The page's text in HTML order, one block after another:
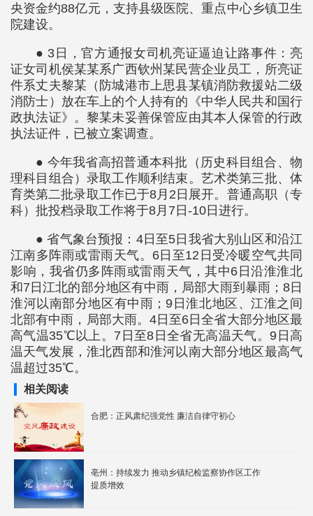
央资金约88亿元，支持县级医院、重点中心乡镇卫生
院建设。
● 3日，官方通报女司机亮证逼迫让路事件：亮
证女司机侯某某系广西钦州某民营企业员工，所亮证
件系丈夫黎某（防城港市上思县某镇消防救援站二级
消防士）放在车上的个人持有的《中华人民共和国行
政执法证》。黎某未妥善保管应由其本人保管的行政
执法证件，已被立案调查。
● 今年我省高招普通本科批（历史科目组合、物
理科目组合）录取工作顺利结束。艺术类第三批、体
育类第二批录取工作已于8月2日展开。普通高职（专
科）批投档录取工作将于8月7日-10日进行。
● 省气象台预报：4日至5日我省大别山区和沿江
江南多阵雨或雷雨天气。6日至12日受冷暖空气共同
影响，我省仍多阵雨或雷雨天气，其中6日沿淮淮北
和7日江北的部分地区有中雨，局部大雨到暴雨；8日
淮河以南部分地区有中雨；9日淮北地区、江淮之间
北部有中雨，局部大雨。4日至6日全省大部分地区最
高气温35℃以上。7日至8日全省无高温天气。9日高
温天气发展，淮北西部和淮河以南大部分地区最高气
温超过35℃。
相关阅读
合肥：正风肃纪强党性 廉洁自律守初心
亳州：持续发力 推动乡镇纪检监察协作区工作
提质增效